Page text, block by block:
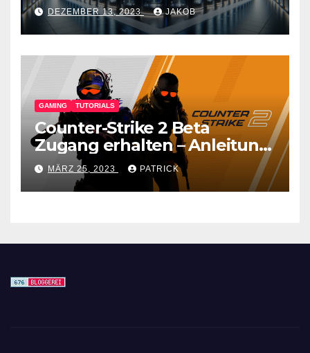
DEZEMBER 13, 2023 JAKOB
GAMING TUTORIALS
Counter-Strike 2 Beta
Zugang erhalten – Anleitung
für den CS GO Nachfolger
MÄRZ 25, 2023 PATRICK